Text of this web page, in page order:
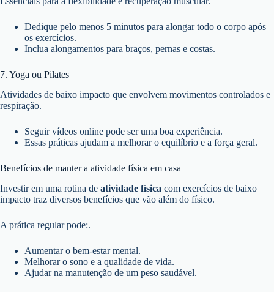
Dedique pelo menos 5 minutos para alongar todo o corpo após
os exercícios.
Inclua alongamentos para braços, pernas e costas.
7. Yoga ou Pilates
Atividades de baixo impacto que envolvem movimentos controlados e
respiração.
Seguir vídeos online pode ser uma boa experiência.
Essas práticas ajudam a melhorar o equilíbrio e a força geral.
Benefícios de manter a atividade física em casa
Investir em uma rotina de atividade física com exercícios de baixo
impacto traz diversos benefícios que vão além do físico.
A prática regular pode:.
Aumentar o bem-estar mental.
Melhorar o sono e a qualidade de vida.
Ajudar na manutenção de um peso saudável.